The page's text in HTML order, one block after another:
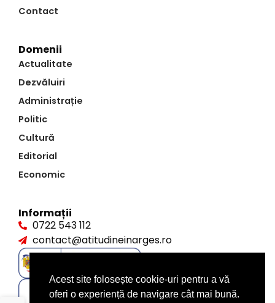
Contact
Domenii
Actualitate
Dezvăluiri
Administrație
Politic
Cultură
Editorial
Economic
Informații
0722 543 112
contact@atitudineinarges.ro
Acest site folosește cookie-uri pentru a vă
oferi o experiență de navigare cât mai bună.